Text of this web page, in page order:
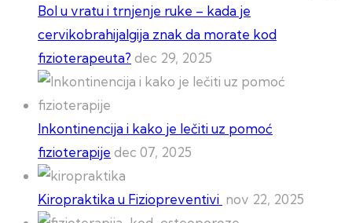
Bol u vratu i trnjenje ruke – kada je
cervikobrahijalgija znak da morate kod
fizioterapeuta? dec 29, 2025
Inkontinencija i kako je lečiti uz pomoć
fizioterapije dec 07, 2025
Kiropraktika u Fiziopreventivi nov 22, 2025